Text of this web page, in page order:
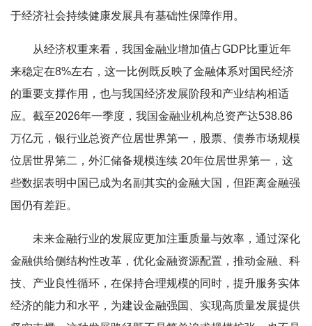
于经济社会持续健康发展具有基础性保障作用。
从经济权重来看，我国金融业增加值占GDP比重近年
来稳定在8%左右，这一比例既反映了金融体系对国民经济
的重要支撑作用，也与我国经济发展阶段和产业结构相适
应。截至2026年一季度，我国金融业机构总资产达538.86
万亿元，银行业总资产位居世界第一，股票、债券市场规模
位居世界第二，外汇储备规模连续 20年位居世界第一，这
些数据表明中国已成为名副其实的金融大国，但距离金融强
国仍有差距。
未来金融行业的发展应更加注重质量与效率，通过深化
金融供给侧结构性改革，优化金融资源配置，推动金融、科
技、产业良性循环，在保持合理规模的同时，提升服务实体
经济的能力和水平，为建设金融强国、实现高质量发展提供